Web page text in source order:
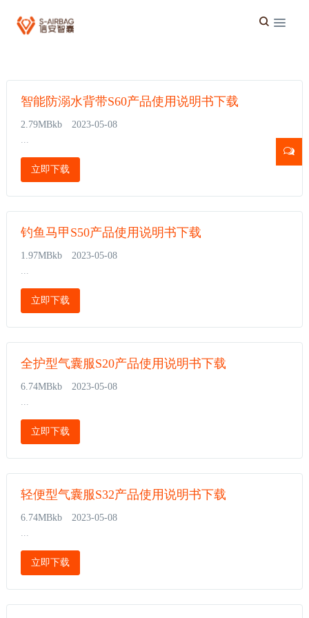
智能防溺水背带S60产品使用说明书下载
2.79MBkb
2023-05-08
立即下载
钓鱼马甲S50产品使用说明书下载
1.97MBkb
2023-05-08
立即下载
全护型气囊服S20产品使用说明书下载
6.74MBkb
2023-05-08
立即下载
轻便型气囊服S32产品使用说明书下载
6.74MBkb
2023-05-08
立即下载